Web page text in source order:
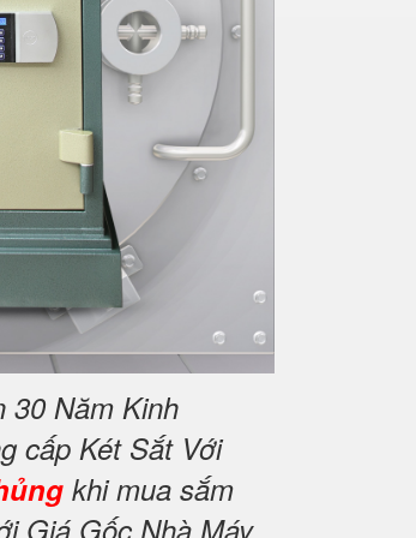
30 Năm Kinh
cấp Két Sắt Với
khi mua sắm
Giá Gốc Nhà Máy